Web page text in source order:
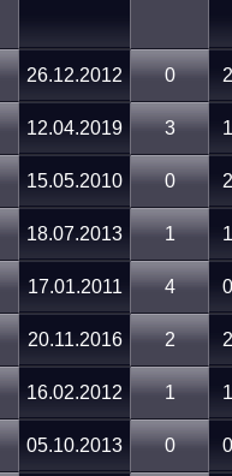
26.12.2012 0
12.04.2019 3
15.05.2010 0
18.07.2013 1
17.01.2011 4
20.11.2016 2
16.02.2012 1
05.10.2013 0